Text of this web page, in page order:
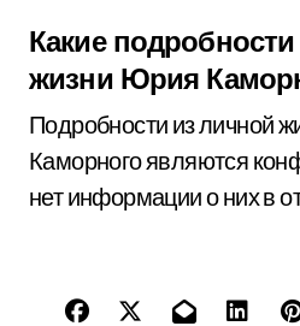
Какие
жизни Юрия
Подробности из личной
Каморного являются
нет информации о них в